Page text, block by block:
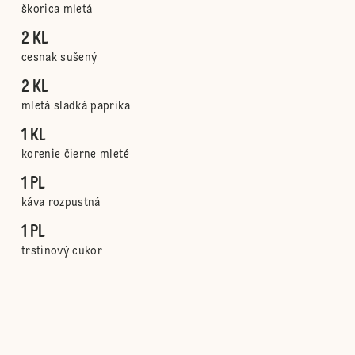
škorica mletá
2 KL
cesnak sušený
2 KL
mletá sladká paprika
1 KL
korenie čierne mleté
1 PL
káva rozpustná
1 PL
trstinový cukor